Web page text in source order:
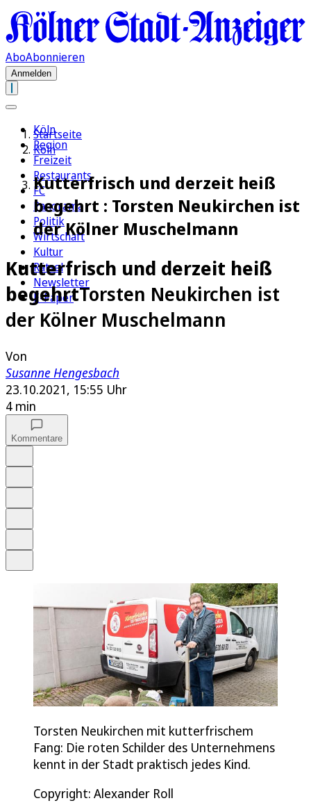
AboAbonnieren
Anmelden
Köln
Region
Freizeit
Restaurants
FC
Panorama
Politik
Wirtschaft
Kultur
Rätsel
Newsletter
E-Paper
Startseite
Köln
Kutterfrisch und derzeit heiß
begehrt : Torsten Neukirchen ist
der Kölner Muschelmann
Kutterfrisch und derzeit heiß
begehrtTorsten Neukirchen ist
der Kölner Muschelmann
Von
Susanne Hengesbach
23.10.2021, 15:55 Uhr
4 min
Kommentare
Torsten Neukirchen mit kutterfrischem
Fang: Die roten Schilder des Unternehmens
kennt in der Stadt praktisch jedes Kind.
Copyright: Alexander Roll